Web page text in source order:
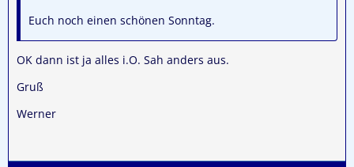
Euch noch einen schönen Sonntag.
OK dann ist ja alles i.O. Sah anders aus.
Gruß
Werner